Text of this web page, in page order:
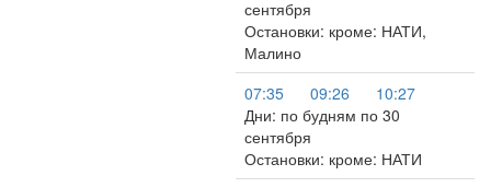
сентября
Остановки: кроме: НАТИ,
Малино
07:35
09:26
10:27
Дни: по будням по 30
сентября
Остановки: кроме: НАТИ